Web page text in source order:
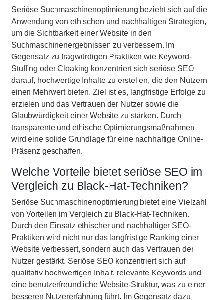
Seriöse Suchmaschinenoptimierung bezieht sich auf die
Anwendung von ethischen und nachhaltigen Strategien,
um die Sichtbarkeit einer Website in den
Suchmaschinenergebnissen zu verbessern. Im
Gegensatz zu fragwürdigen Praktiken wie Keyword-
Stuffing oder Cloaking konzentriert sich seriöse SEO
darauf, hochwertige Inhalte zu erstellen, die den Nutzern
einen Mehrwert bieten. Ziel ist es, langfristige Erfolge zu
erzielen und das Vertrauen der Nutzer sowie die
Glaubwürdigkeit einer Website zu stärken. Durch
transparente und ethische Optimierungsmaßnahmen
wird eine solide Grundlage für eine nachhaltige Online-
Präsenz geschaffen.
Welche Vorteile bietet seriöse SEO im
Vergleich zu Black-Hat-Techniken?
Seriöse Suchmaschinenoptimierung bietet eine Vielzahl
von Vorteilen im Vergleich zu Black-Hat-Techniken.
Durch den Einsatz ethischer und nachhaltiger SEO-
Praktiken wird nicht nur das langfristige Ranking einer
Website verbessert, sondern auch das Vertrauen der
Nutzer gestärkt. Seriöse SEO konzentriert sich auf
qualitativ hochwertigen Inhalt, relevante Keywords und
eine benutzerfreundliche Website-Struktur, was zu einer
besseren Nutzererfahrung führt. Im Gegensatz dazu